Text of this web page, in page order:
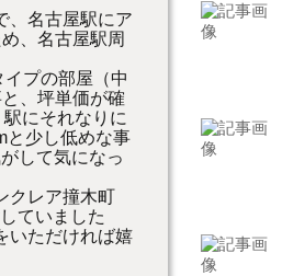
、名古屋駅にア
、名古屋駅周
プの部屋（中
、坪単価が確
にそれなりに
と少し低めな事
して気になっ
クレア撞木町
ていました
いただければ嬉